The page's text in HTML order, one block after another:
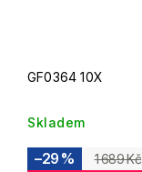
GF0364 10X
Skladem
1 689 Kč
–29 %